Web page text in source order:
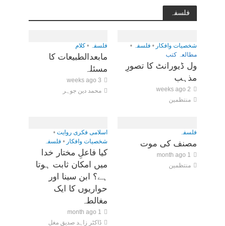
فلسفہ
شخصیات وافکار • فلسفہ
•
مطالعہ کتب
ول ڈیورانٹ کا تصورِ
مذہب
2 weeks ago
منتظمین
فلسفہ • کلام
مابعدالطبیعات کا
مسئلہ
3 weeks ago
محمد دین جوہر
فلسفہ
مصنف کی موت
1 month ago
منتظمین
اسلامی فکری روایت •
شخصیات وافکار • فلسفہ
کیا فاعلِ مختار خدا
میں امکان ثابت ہوتا
ہے؟ ابن سینا اور
حواریوں کا ایک
مغالطہ
1 month ago
ڈاکٹر زاہد صدیق مغل